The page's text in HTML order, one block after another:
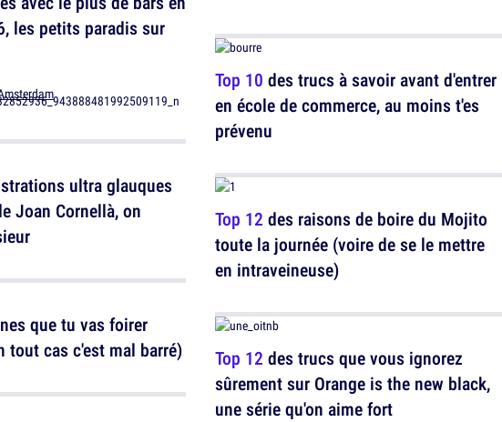
les petits paradis sur
ultra glauques
Joan Cornellà, on
que tu vas foirer
tout cas c'est mal barré)
Top 10 des trucs à savoir avant d'entrer
en école de commerce, au moins t'es
prévenu
Top 12 des raisons de boire du Mojito
toute la journée (voire de se le mettre
en intraveineuse)
Top 12 des trucs que vous ignorez
sûrement sur Orange is the new black,
une série qu'on aime fort